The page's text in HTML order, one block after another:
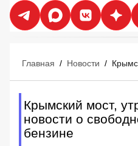
Главная / Новости /
Крымский мост,
новости о
бензине